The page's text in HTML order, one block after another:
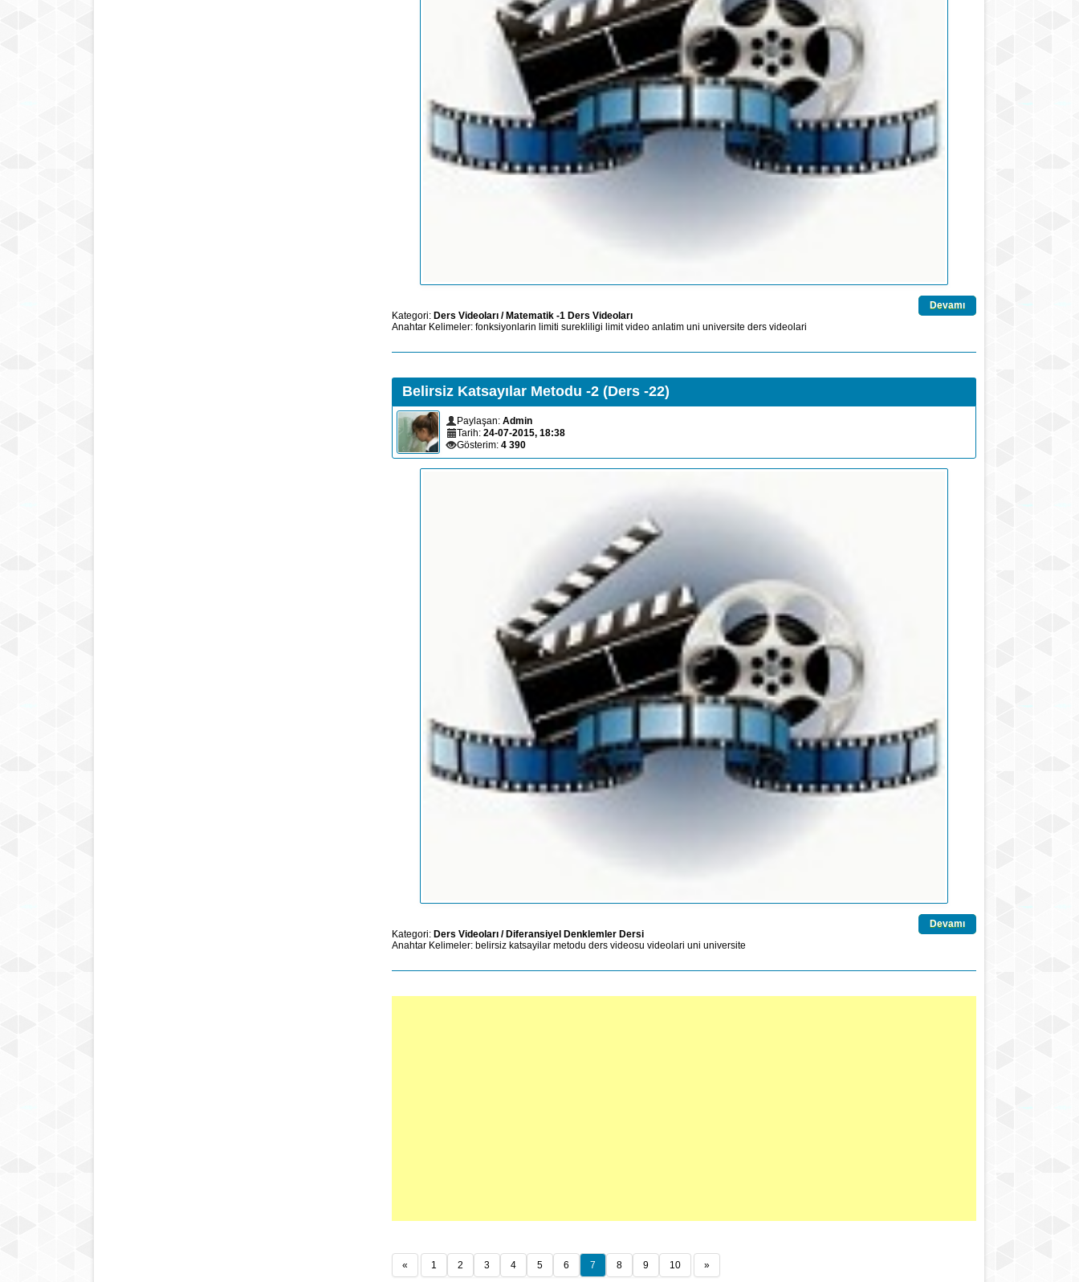
Devamı
Kategori: Ders Videoları /Matematik -1 Ders Videoları
Anahtar Kelimeler: fonksiyonlarin limiti surekliligi limit video anlatim uni universite ders videolari
Belirsiz Katsayılar Metodu -2 (Ders -22)
Paylaşan: Admin
Tarih: 24-07-2015, 18:38
Gösterim: 4 390
Devamı
Kategori: Ders Videoları / Diferansiyel Denklemler Dersi
Anahtar Kelimeler: belirsiz katsayilar metodu ders videosu videolari uni universite
« 1 2 3 4 5 6 7 8 9 10 »